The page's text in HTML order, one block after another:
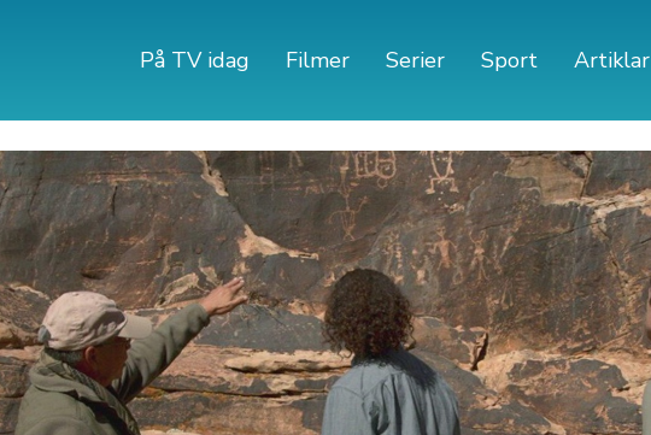
På TV idag Filmer Serier Sport Artiklar